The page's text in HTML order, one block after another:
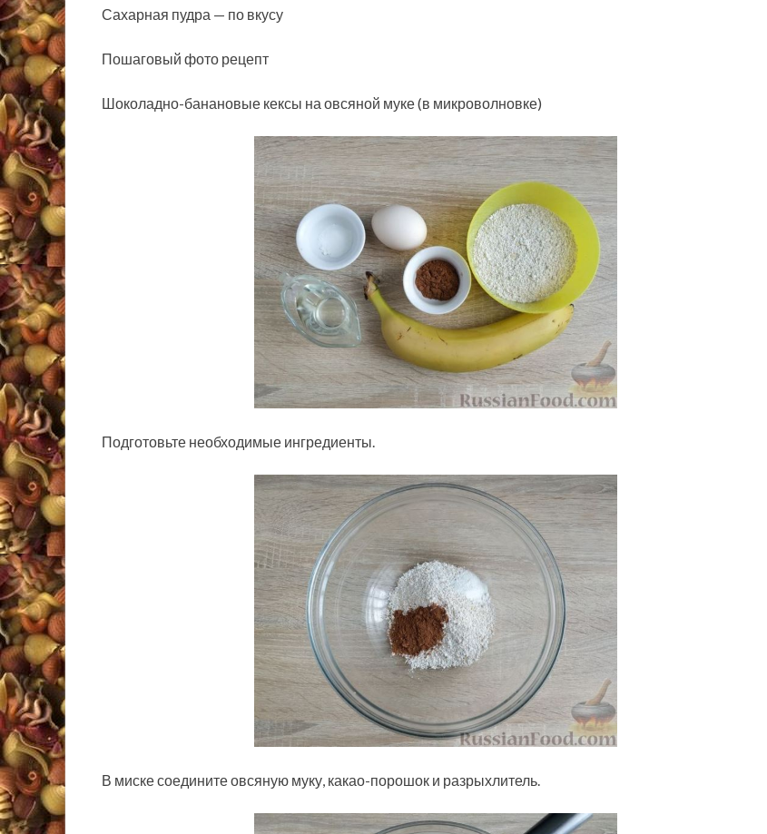
Сахарная пудра — по вкусу
Пошаговый фото рецепт
Шоколадно-банановые кексы на овсяной муке (в микроволновке)
Подготовьте необходимые ингредиенты.
В миске соедините овсяную муку, какао-порошок и разрыхлитель.